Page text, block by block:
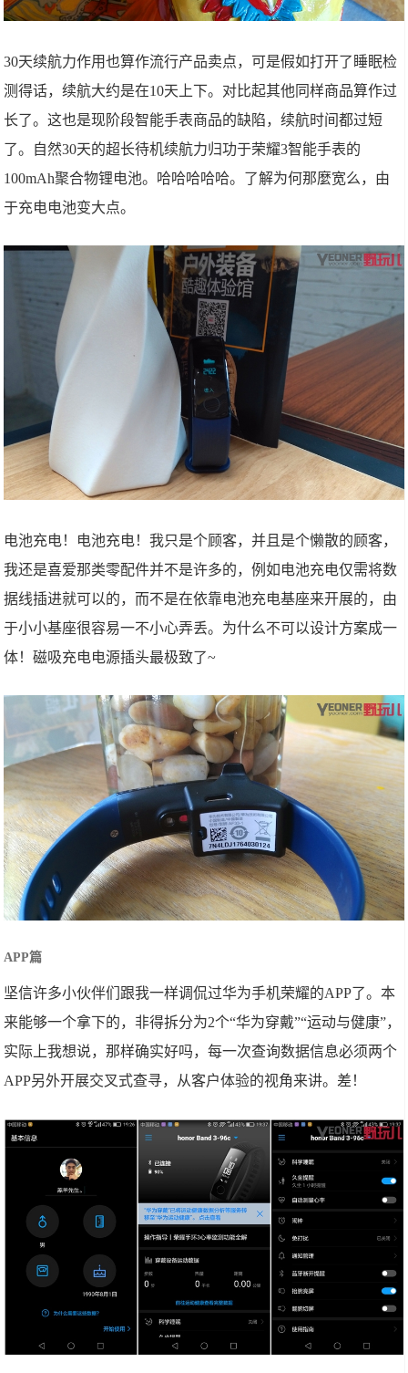
30天续航力作用也算作流行产品卖点，可是假如打开了睡眠检
测得话，续航大约是在10天上下。对比起其他同样商品算作过
长了。这也是现阶段智能手表商品的缺陷，续航时间都过短
了。自然30天的超长待机续航力归功于荣耀3智能手表的
100mAh聚合物锂电池。哈哈哈哈哈。了解为何那麼宽么，由
于充电电池变大点。
电池充电！电池充电！我只是个顾客，并且是个懒散的顾客，
我还是喜爱那类零配件并不是许多的，例如电池充电仅需将数
据线插进就可以的，而不是在依靠电池充电基座来开展的，由
于小小基座很容易一不小心弄丢。为什么不可以设计方案成一
体！磁吸充电电源插头最极致了~
APP篇
坚信许多小伙伴们跟我一样调侃过华为手机荣耀的APP了。本
来能够一个拿下的，非得拆分为2个“华为穿戴”“运动与健康”，
实际上我想说，那样确实好吗，每一次查询数据信息必须两个
APP另外开展交叉式查寻，从客户体验的视角来讲。差！